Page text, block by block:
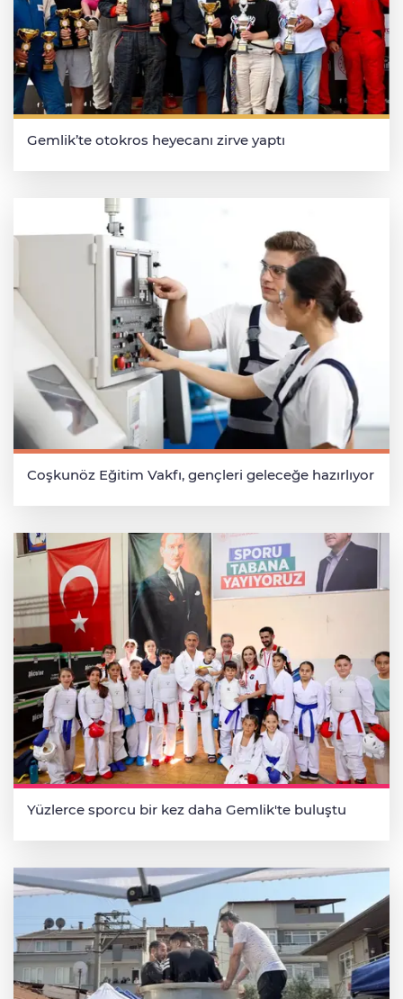
Gemlik’te otokros heyecanı zirve yaptı
Coşkunöz Eğitim Vakfı, gençleri geleceğe hazırlıyor
Yüzlerce sporcu bir kez daha Gemlik'te buluştu